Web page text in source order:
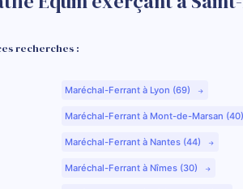
recherches :
Maréchal-Ferrant à Lyon (69)
Maréchal-Ferrant à Mont-de-Marsan
Maréchal-Ferrant à Nantes (44)
Maréchal-Ferrant à Nîmes (30)